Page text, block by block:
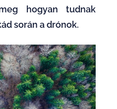
hogyan tudnak
során a drónok.